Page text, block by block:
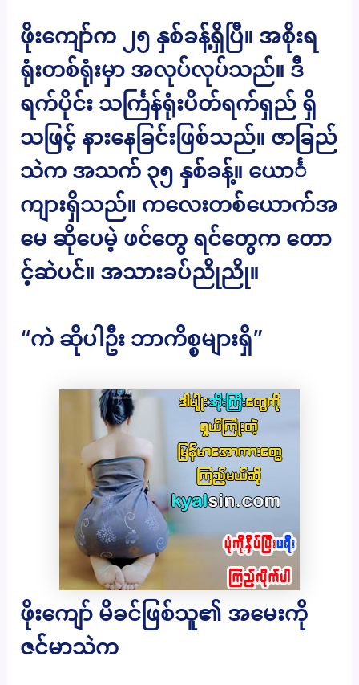
ဖိုးကျော်က ၂၅ နှစ်ခန့်ရှိပြီ။ အစိုးရ
ရုံးတစ်ရုံးမှာ အလုပ်လုပ်သည်။ ဒီ
ရက်ပိုင်း သင်္ကြန်ရုံးပိတ်ရက်ရှည် ရှိ
သဖြင့် နားနေခြင်းဖြစ်သည်။ ဇာခြည်
သဲက အသက် ၃၅ နှစ်ခန့်။ ယောင်္
ကျားရှိသည်။ ကလေးတစ်ယောက်အ
မေ ဆိုပေမဲ့ ဖင်တွေ ရင်တွေက တော
င့်ဆဲပင်။ အသားခပ်ညိုညို။
“ကဲ ဆိုပါဦး ဘာကိစ္စများရှိ”
ဖိုးကျော် မိခင်ဖြစ်သူ၏ အမေးကို
ဇင်မာသဲက